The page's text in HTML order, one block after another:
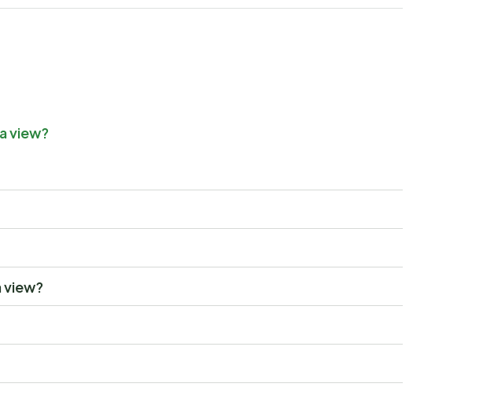
view?
view?